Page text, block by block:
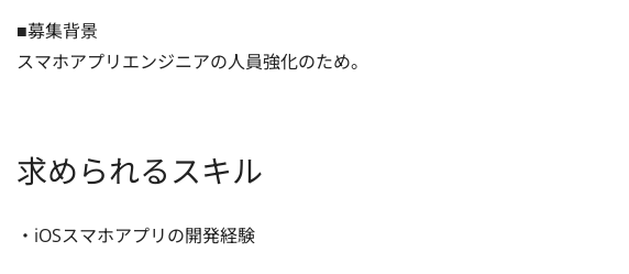
■募集背景
スマホアプリエンジニアの人員強化のため。
求められるスキル
・iOSスマホアプリの開発経験